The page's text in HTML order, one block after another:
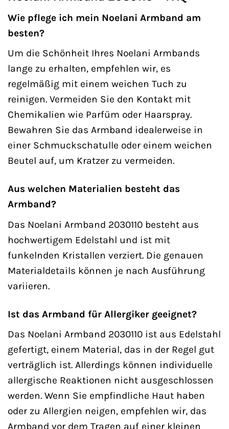
Wie pflege ich mein Noelani Armband am
besten?
Um die Schönheit Ihres Noelani Armbands
lange zu erhalten, empfehlen wir, es
regelmäßig mit einem weichen Tuch zu
reinigen. Vermeiden Sie den Kontakt mit
Chemikalien wie Parfüm oder Haarspray.
Bewahren Sie das Armband idealerweise in
einer Schmuckschatulle oder einem weichen
Beutel auf, um Kratzer zu vermeiden.
Aus welchen Materialien besteht das
Armband?
Das Noelani Armband 2030110 besteht aus
hochwertigem Edelstahl und ist mit
funkelnden Kristallen verziert. Die genauen
Materialdetails können je nach Ausführung
variieren.
Ist das Armband für Allergiker geeignet?
Das Noelani Armband 2030110 ist aus Edelstahl
gefertigt, einem Material, das in der Regel gut
verträglich ist. Allerdings können individuelle
allergische Reaktionen nicht ausgeschlossen
werden. Wenn Sie empfindliche Haut haben
oder zu Allergien neigen, empfehlen wir, das
Armband vor dem Tragen auf einer kleinen